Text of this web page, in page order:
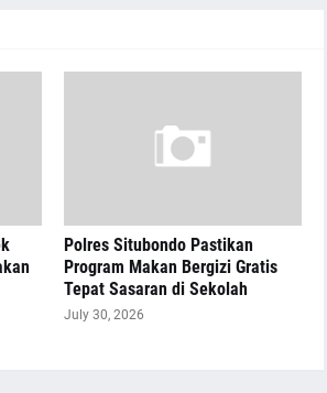
Polres Situbondo Pastikan
Program Makan Bergizi Gratis
Tepat Sasaran di Sekolah
July 30, 2026